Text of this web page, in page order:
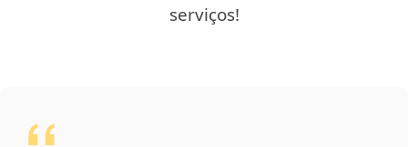
serviços!